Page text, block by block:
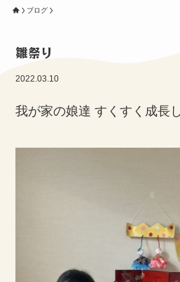
ブログ
雛祭り
2022.03.10
我が家の娘達 すくすく成長